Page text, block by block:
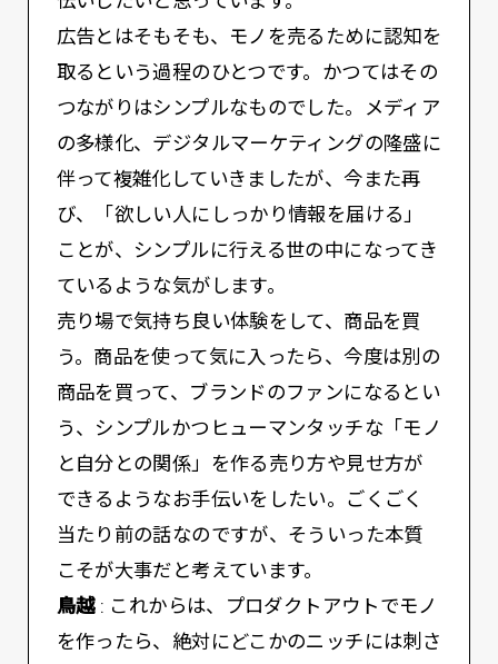
広告とはそもそも、モノを売るために認知を
取るという過程のひとつです。かつてはその
つながりはシンプルなものでした。メディア
の多様化、デジタルマーケティングの隆盛に
伴って複雑化していきましたが、今また再
び、「欲しい人にしっかり情報を届ける」
ことが、シンプルに行える世の中になってき
ているような気がします。
売り場で気持ち良い体験をして、商品を買
う。商品を使って気に入ったら、今度は別の
商品を買って、ブランドのファンになるとい
う、シンプルかつヒューマンタッチな「モノ
と自分との関係」を作る売り方や見せ方が
できるようなお手伝いをしたい。ごくごく
当たり前の話なのですが、そういった本質
こそが大事だと考えています。
鳥越 : これからは、プロダクトアウトでモノ
を作ったら、絶対にどこかのニッチには刺さ